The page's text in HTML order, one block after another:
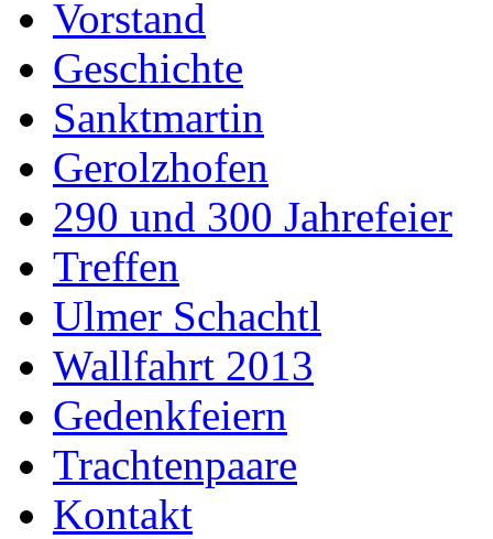
Vorstand
Geschichte
Sanktmartin
Gerolzhofen
290 und 300 Jahrefeier
Treffen
Ulmer Schachtl
Wallfahrt 2013
Gedenkfeiern
Trachtenpaare
Kontakt